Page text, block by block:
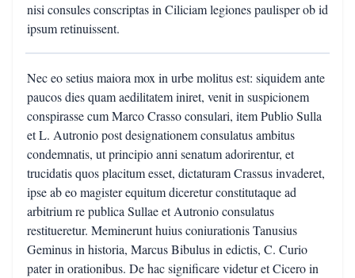
nisi consules conscriptas in Ciliciam legiones paulisper ob id
ipsum retinuissent.
Nec eo setius maiora mox in urbe molitus est: siquidem ante
paucos dies quam aedilitatem iniret, venit in suspicionem
conspirasse cum Marco Crasso consulari, item Publio Sulla
et L. Autronio post designationem consulatus ambitus
condemnatis, ut principio anni senatum adorirentur, et
trucidatis quos placitum esset, dictaturam Crassus invaderet,
ipse ab eo magister equitum diceretur constitutaque ad
arbitrium re publica Sullae et Autronio consulatus
restitueretur. Meminerunt huius coniurationis Tanusius
Geminus in historia, Marcus Bibulus in edictis, C. Curio
pater in orationibus. De hac significare videtur et Cicero in